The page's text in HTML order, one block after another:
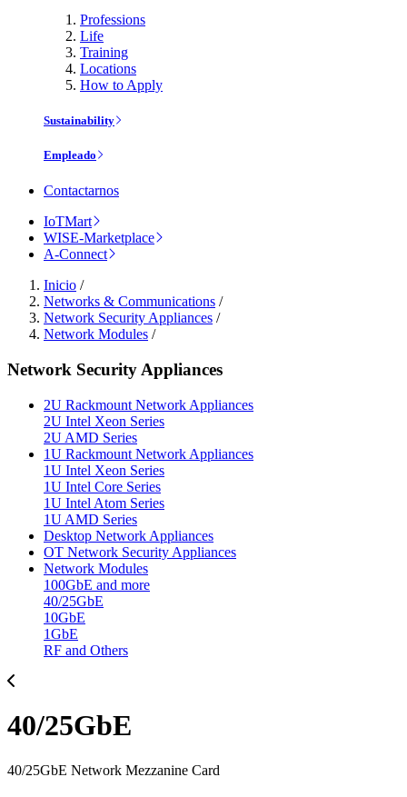
Professions
Life
Training
Locations
How to Apply
Sustainability
Empleado
Contactarnos
IoTMart
WISE-Marketplace
A-Connect
Inicio /
Networks & Communications /
Network Security Appliances /
Network Modules /
Network Security Appliances
2U Rackmount Network Appliances
2U Intel Xeon Series
2U AMD Series
1U Rackmount Network Appliances
1U Intel Xeon Series
1U Intel Core Series
1U Intel Atom Series
1U AMD Series
Desktop Network Appliances
OT Network Security Appliances
Network Modules
100GbE and more
40/25GbE
10GbE
1GbE
RF and Others
40/25GbE
40/25GbE Network Mezzanine Card